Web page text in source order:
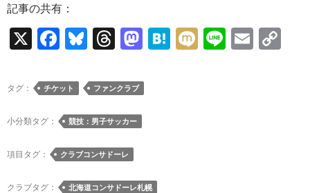
記事の共有：
X
F
e
b
o
o
k
Bl
es
k
y
T
e
a
ds
M
to
d
H
M Li
E
タグ： チケット ファンクラブ
小分類タグ： 競技：男子サッカー
項目タグ： クラブコンサドーレ
クラブタグ： 北海道コンサドーレ札幌